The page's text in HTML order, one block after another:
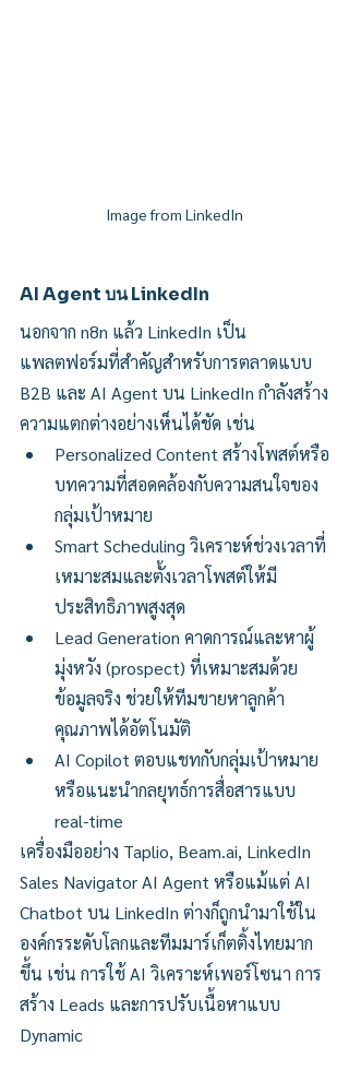
Image from LinkedIn
AI Agent บน LinkedIn
นอกจาก n8n แล้ว LinkedIn เป็น
แพลตฟอร์มที่สำคัญสำหรับการตลาดแบบ
B2B และ AI Agent บน LinkedIn กำลังสร้าง
ความแตกต่างอย่างเห็นได้ชัด เช่น
Personalized Content สร้างโพสต์หรือ
บทความที่สอดคล้องกับความสนใจของ
กลุ่มเป้าหมาย
Smart Scheduling วิเคราะห์ช่วงเวลาที่
เหมาะสมและตั้งเวลาโพสต์ให้มี
ประสิทธิภาพสูงสุด
Lead Generation คาดการณ์และหาผู้
มุ่งหวัง (prospect) ที่เหมาะสมด้วย
ข้อมูลจริง ช่วยให้ทีมขายหาลูกค้า
คุณภาพได้อัตโนมัติ
AI Copilot ตอบแชทกับกลุ่มเป้าหมาย
หรือแนะนำกลยุทธ์การสื่อสารแบบ
real-time
เครื่องมืออย่าง Taplio, Beam.ai, LinkedIn
Sales Navigator AI Agent หรือแม้แต่ AI
Chatbot บน LinkedIn ต่างก็ถูกนำมาใช้ใน
องค์กรระดับโลกและทีมมาร์เก็ตติ้งไทยมาก
ขึ้น เช่น การใช้ AI วิเคราะห์เพอร์โซนา การ
สร้าง Leads และการปรับเนื้อหาแบบ
Dynamic